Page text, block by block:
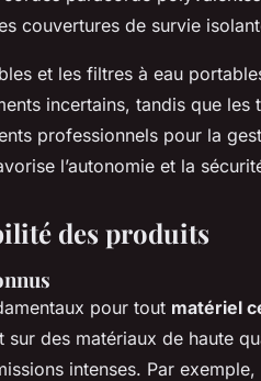
couvertures de survie
et les filtres à eau
incertains, tandis que les
professionnels pour la
l’autonomie et la
des produits
pour tout matériel
sur des matériaux de haute
intenses. Par